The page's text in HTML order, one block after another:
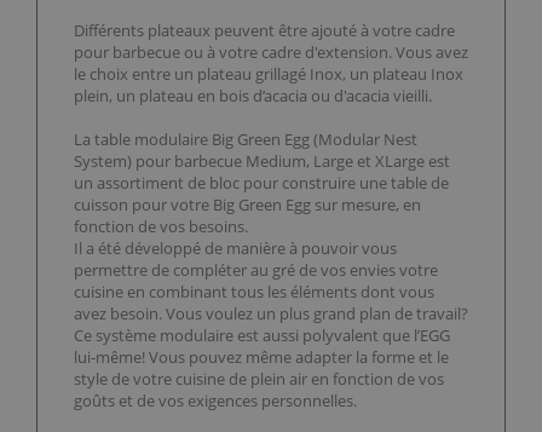
Différents plateaux peuvent être ajouté à votre cadre
pour barbecue ou à votre cadre d'extension. Vous avez
le choix entre un plateau grillagé Inox, un plateau Inox
plein, un plateau en bois d’acacia ou d'acacia vieilli.
La table modulaire Big Green Egg (Modular Nest
System) pour barbecue Medium, Large et XLarge est
un assortiment de bloc pour construire une table de
cuisson pour votre Big Green Egg sur mesure, en
fonction de vos besoins.
Il a été développé de manière à pouvoir vous
permettre de compléter au gré de vos envies votre
cuisine en combinant tous les éléments dont vous
avez besoin. Vous voulez un plus grand plan de travail?
Ce système modulaire est aussi polyvalent que l’EGG
lui-même! Vous pouvez même adapter la forme et le
style de votre cuisine de plein air en fonction de vos
goûts et de vos exigences personnelles.